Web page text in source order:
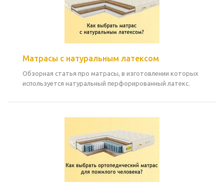
Матрасы с натуральным латексом
Обзорная статья про матрасы, в изготовлении которых
используется натуральный перфорированный латекс.